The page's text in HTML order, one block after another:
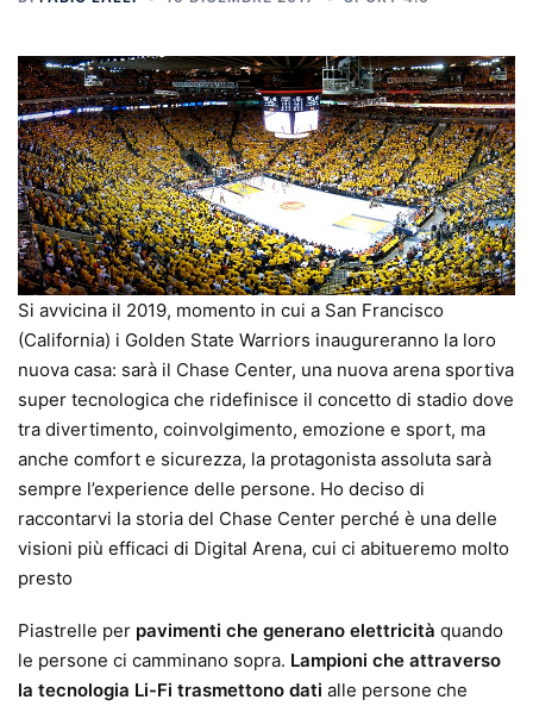
Si avvicina il 2019, momento in cui a San Francisco
(California) i Golden State Warriors inaugureranno la loro
nuova casa: sarà il Chase Center, una nuova arena sportiva
super tecnologica che ridefinisce il concetto di stadio dove
tra divertimento, coinvolgimento, emozione e sport, ma
anche comfort e sicurezza, la protagonista assoluta sarà
sempre l’experience delle persone. Ho deciso di
raccontarvi la storia del Chase Center perché è una delle
visioni più efficaci di Digital Arena, cui ci abitueremo molto
presto
Piastrelle per pavimenti che generano elettricità quando
le persone ci camminano sopra. Lampioni che attraverso
la tecnologia Li-Fi trasmettono dati alle persone che